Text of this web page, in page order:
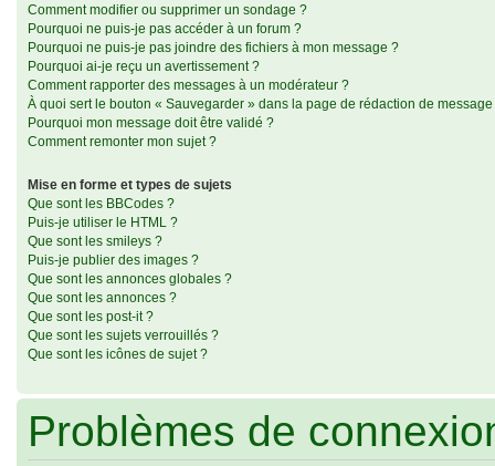
Comment modifier ou supprimer un sondage ?
Pourquoi ne puis-je pas accéder à un forum ?
Pourquoi ne puis-je pas joindre des fichiers à mon message ?
Pourquoi ai-je reçu un avertissement ?
Comment rapporter des messages à un modérateur ?
À quoi sert le bouton « Sauvegarder » dans la page de rédaction de message
Pourquoi mon message doit être validé ?
Comment remonter mon sujet ?
Mise en forme et types de sujets
Que sont les BBCodes ?
Puis-je utiliser le HTML ?
Que sont les smileys ?
Puis-je publier des images ?
Que sont les annonces globales ?
Que sont les annonces ?
Que sont les post-it ?
Que sont les sujets verrouillés ?
Que sont les icônes de sujet ?
Problèmes de